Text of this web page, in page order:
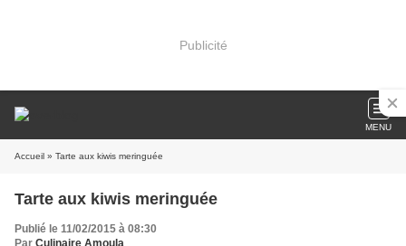
Publicité
MENU
Accueil » Tarte aux kiwis meringuée
Tarte aux kiwis meringuée
Publié le 11/02/2015 à 08:30
Par Culinaire Amoula